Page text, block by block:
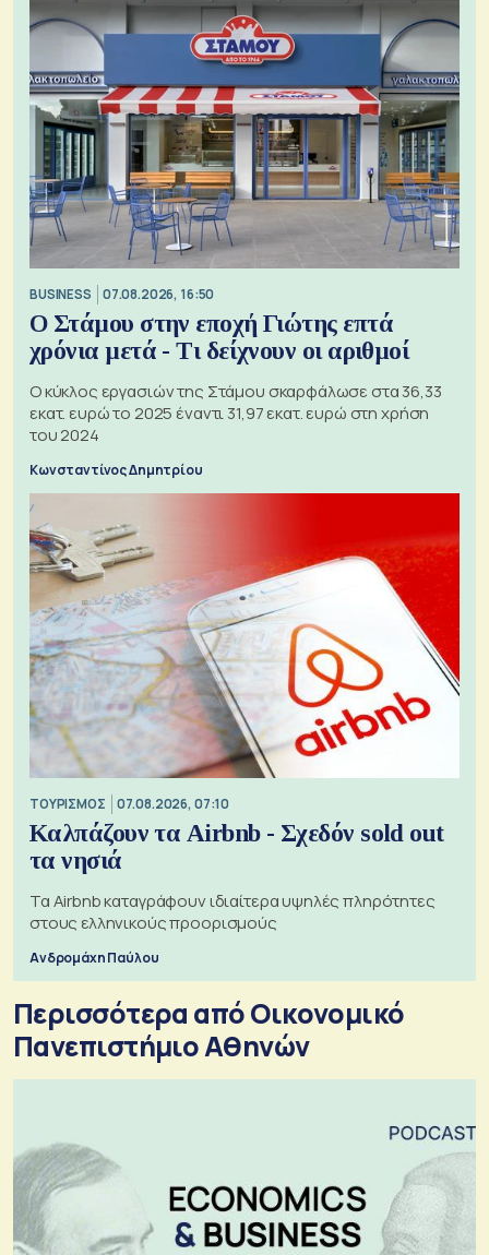
BUSINESS 07.08.2026, 16:50
Ο Στάμου στην εποχή Γιώτης επτά
χρόνια μετά - Τι δείχνουν οι αριθμοί
Ο κύκλος εργασιών της Στάμου σκαρφάλωσε στα 36,33
εκατ. ευρώ το 2025 έναντι 31,97 εκατ. ευρώ στη χρήση
του 2024
Κωνσταντίνος Δημητρίου
ΤΟΥΡΙΣΜΟΣ 07.08.2026, 07:10
Καλπάζουν τα Airbnb - Σχεδόν sold out
τα νησιά
Τα Airbnb καταγράφουν ιδιαίτερα υψηλές πληρότητες
στους ελληνικούς προορισμούς
Ανδρομάχη Παύλου
Περισσότερα από Οικονομικό
Πανεπιστήμιο Αθηνών